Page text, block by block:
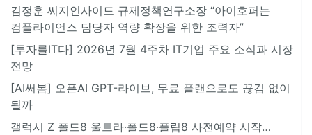
김정훈 씨지인사이드 규제정책연구소장 “아이호퍼는
컴플라이언스 담당자 역량 확장을 위한 조력자”
[투자를IT다] 2026년 7월 4주차 IT기업 주요 소식과 시장
전망
[AI써봄] 오픈AI GPT-라이브, 무료 플랜으로도 끊김 없이
될까
갤럭시 Z 폴드8 울트라·폴드8·플립8 사전예약 시작…